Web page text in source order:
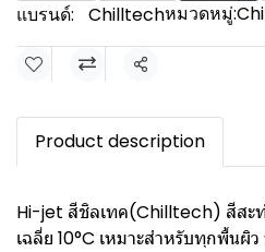
แบรนด์: Chilltechหมวดหมู่:
แชร์
Product description
Hi-jet สีชิลเทค(Chilltech) สีสะ
เฉลี่ย 10°C เหมาะสำหรับทุกพื้นผิ